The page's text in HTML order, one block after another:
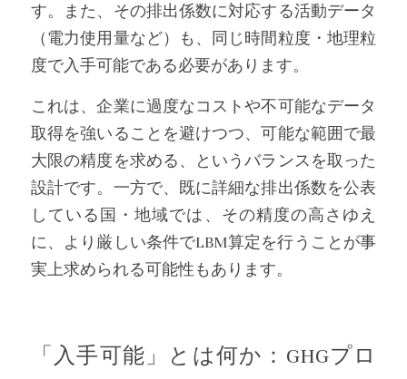
す。また、その排出係数に対応する活動データ
（電力使用量など）も、同じ時間粒度・地理粒
度で入手可能である必要があります。
これは、企業に過度なコストや不可能なデータ
取得を強いることを避けつつ、可能な範囲で最
大限の精度を求める、というバランスを取った
設計です。一方で、既に詳細な排出係数を公表
している国・地域では、その精度の高さゆえ
に、より厳しい条件でLBM算定を行うことが事
実上求められる可能性もあります。
「入手可能」とは何か：GHGプロ